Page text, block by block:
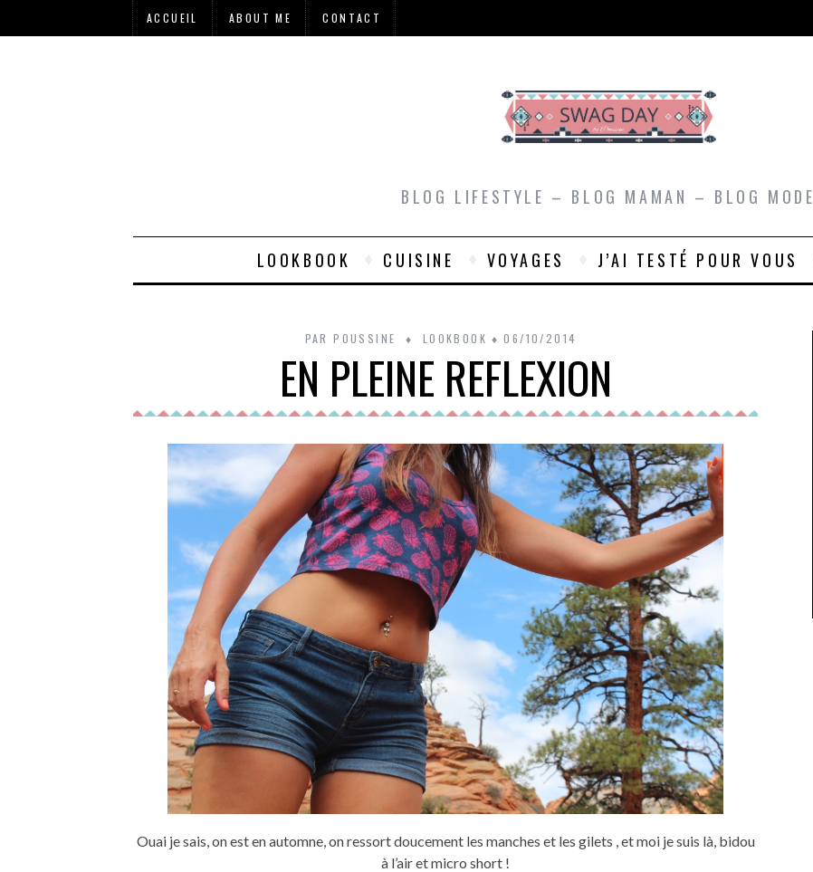
ACCUEIL ABOUT ME CONTACT
BLOG LIFESTYLE – BLOG MAMAN – BLOG MODE
LOOKBOOK CUISINE VOYAGES J’AI TESTÉ POUR VOUS
PAR POUSSINE LOOKBOOK 06/10/2014
EN PLEINE REFLEXION
Ouai je sais, on est en automne, on ressort doucement les manches et les gilets , et moi je suis là, bidou
à l’air et micro short !